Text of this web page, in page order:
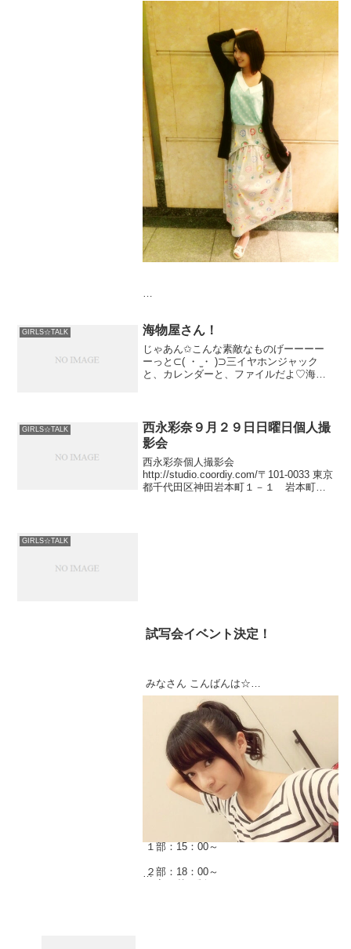
おにゅーのくつと、すかーと♡
明日もいい日になりますように。
ばいばいきーん。
GIRLS☆TALK 海物屋さん！
じゃあん✩こんな素敵なものげーーーー
ーっと⊂( ・ ̫・ )⊃三イヤホンジャック
と、カレンダーと、ファイルだよ♡海物
GIRLS☆TALK
西永彩奈９月２９日日曜日個人撮
影会
西永彩奈個人撮影会
http://studio.coordiy.com/〒101-0033 東京
都千代田区神田岩本町１－１ 岩本町ビ
GIRLS☆TALK
試写会イベント決定！
みなさん こんばんは☆
【～お知らせ～】
西永彩奈初主演映画をみんなで祝う
記念試写会with佐伯いづみ
日時：2014年9月21日（日）
１部：15：00～
２部：18：00～